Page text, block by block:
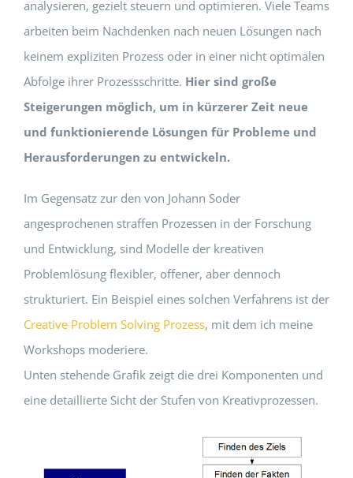
analysieren, gezielt steuern und optimieren. Viele Teams
arbeiten beim Nachdenken nach neuen Lösungen nach
keinem expliziten Prozess oder in einer nicht optimalen
Abfolge ihrer Prozessschritte. Hier sind große
Steigerungen möglich, um in kürzerer Zeit neue
und funktionierende Lösungen für Probleme und
Herausforderungen zu entwickeln.
Im Gegensatz zur den von Johann Soder
angesprochenen straffen Prozessen in der Forschung
und Entwicklung, sind Modelle der kreativen
Problemlösung flexibler, offener, aber dennoch
strukturiert. Ein Beispiel eines solchen Verfahrens ist der
Creative Problem Solving Prozess, mit dem ich meine
Workshops moderiere.
Unten stehende Grafik zeigt die drei Komponenten und
eine detaillierte Sicht der Stufen von Kreativprozessen.